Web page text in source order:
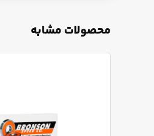
محصولات مشابه